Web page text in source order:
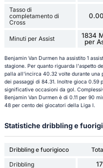
Tasso di
completamento di
Cross
Minuti per Assist
1834
per
Benjamin Van Durmen ha assistito 1
stagione. Per quanto riguarda l'aspetto
palla all'incirca 40.32 volte durante una
dei passaggi di 84.31. Inoltre gioca 0.59
significative occasioni da gol.
Benjamin Van Durmen è di 0.11 per 90
48 per cento dei giocatori della Liga I.
Statistiche dribbling e
Dribbling e fuorigioco
Dribbling
17